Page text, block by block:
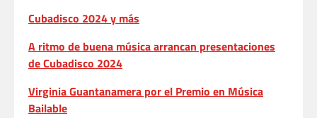
Cubadisco 2024 y más
A ritmo de buena música arrancan presentaciones
de Cubadisco 2024
Virginia Guantanamera por el Premio en Música
Bailable